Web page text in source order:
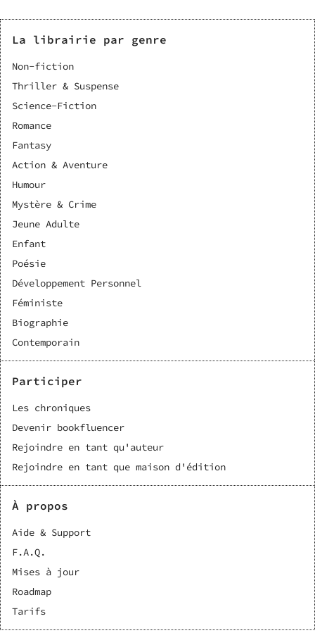
La librairie par genre
Non-fiction
Thriller & Suspense
Science-Fiction
Romance
Fantasy
Action & Aventure
Humour
Mystère & Crime
Jeune Adulte
Enfant
Poésie
Développement Personnel
Féministe
Biographie
Contemporain
Participer
Les chroniques
Devenir bookfluencer
Rejoindre en tant qu'auteur
Rejoindre en tant que maison d'édition
À propos
Aide & Support
F.A.Q.
Mises à jour
Roadmap
Tarifs